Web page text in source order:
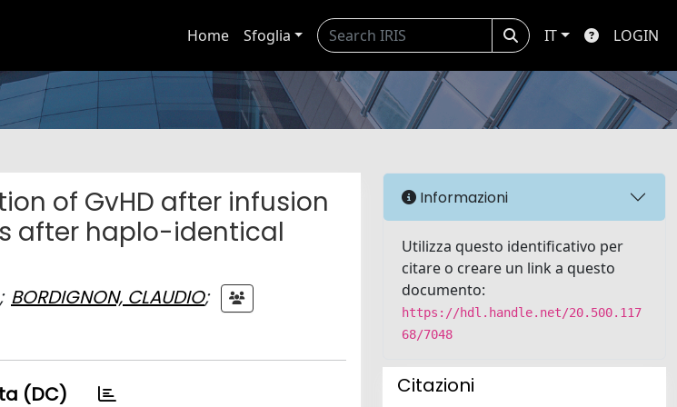
Home Sfoglia IT LOGIN
of GvHD after infusion
after haplo-identical
; BORDIGNON, CLAUDIO;
(DC)
Informazioni
Utilizza questo identificativo per
citare o creare un link a questo
documento:
https://hdl.handle.net/20.500.117
68/7048
Citazioni